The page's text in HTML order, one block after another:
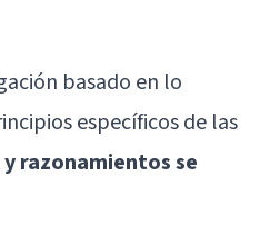
basado en lo
específicos de las
razonamientos se